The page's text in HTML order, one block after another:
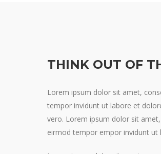
THINK OUT OF
Lorem ipsum dolor sit amet,
tempor invidunt ut labore et
vero. Lorem ipsum dolor sit
eirmod tempor empor invidunt ut